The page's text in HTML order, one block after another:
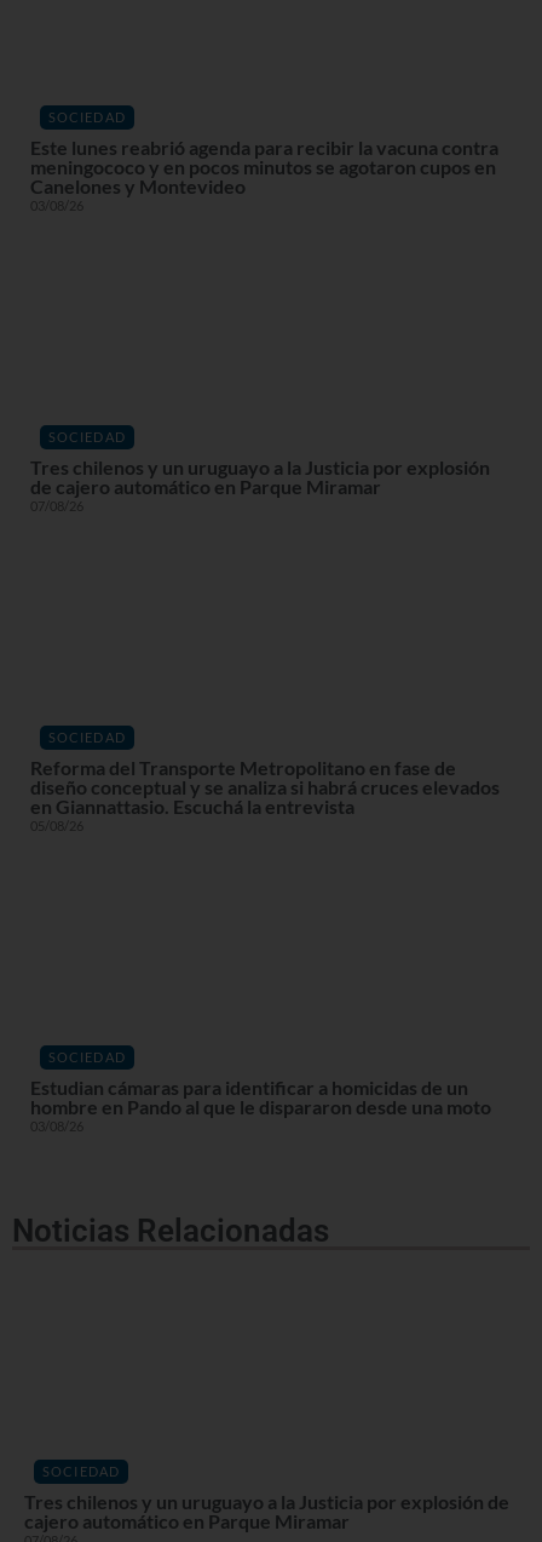
SOCIEDAD
Este lunes reabrió agenda para recibir la vacuna contra
meningococo y en pocos minutos se agotaron cupos en
Canelones y Montevideo
03/08/26
SOCIEDAD
Tres chilenos y un uruguayo a la Justicia por explosión
de cajero automático en Parque Miramar
07/08/26
SOCIEDAD
Reforma del Transporte Metropolitano en fase de
diseño conceptual y se analiza si habrá cruces elevados
en Giannattasio. Escuchá la entrevista
05/08/26
SOCIEDAD
Estudian cámaras para identificar a homicidas de un
hombre en Pando al que le dispararon desde una moto
03/08/26
Noticias Relacionadas
SOCIEDAD
Tres chilenos y un uruguayo a la Justicia por explosión de
cajero automático en Parque Miramar